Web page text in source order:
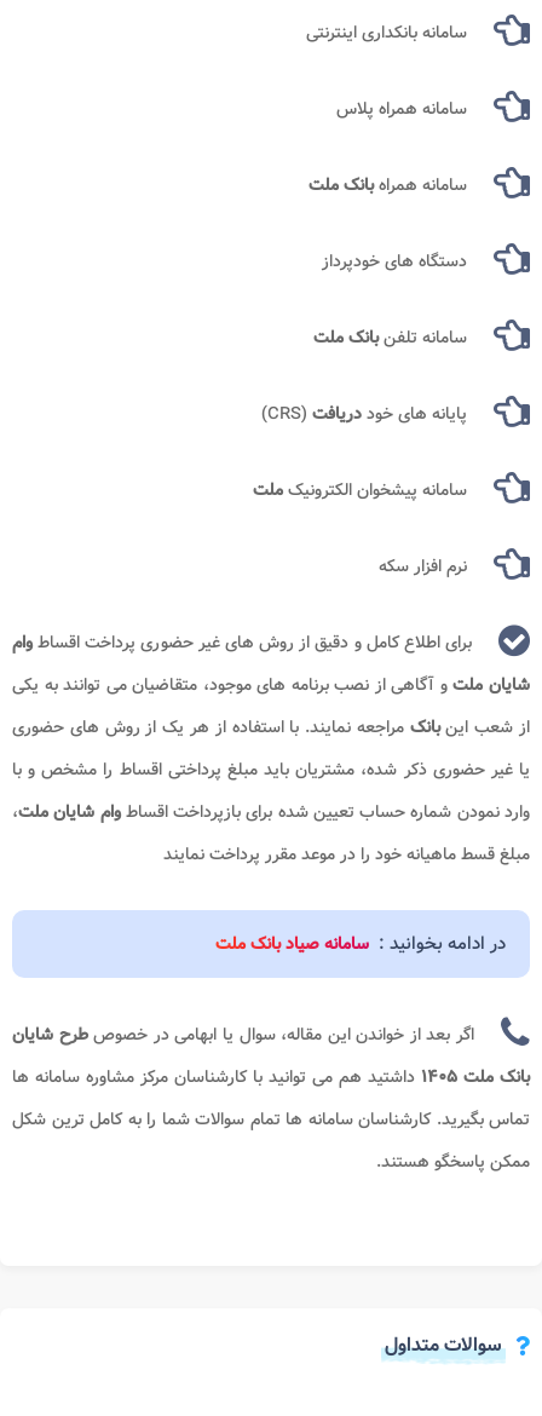
سامانه بانکداری اینترنتی
سامانه همراه پلاس
سامانه همراهبانک ملت
دستگاه های خودپرداز
سامانه تلفنبانک ملت
پایانه های خوددریافت (CRS)
سامانه پیشخوان الکترونیکملت
نرم افزار سکه
برای اطلاع کامل و دقیق از روش های غیر حضوری پرداخت اقساطوام
شایان ملتو آگاهی از نصب برنامه های موجود، متقاضیان می توانند به یکی
از شعب اینبانکمراجعه نمایند. با استفاده از هر یک از روش های حضوری
یا غیر حضوری ذکر شده، مشتریان باید مبلغ پرداختی اقساط را مشخص و با
وارد نمودن شماره حساب تعیین شده برای بازپرداخت اقساطوام شایان ملت،
مبلغ قسط ماهیانه خود را در موعد مقرر پرداخت نمایند
در ادامه بخوانید : سامانه صیاد بانک ملت
اگر بعد از خواندن این مقاله، سوال یا ابهامی در خصوصطرح شایان
بانک ملت ۱۴۰۵
داشتید هم می توانید با کارشناسان مرکز مشاوره سامانه ها
تماس بگیرید. کارشناسان سامانه ها تمام سوالات شما را به کامل ترین شکل
ممکن پاسخگو هستند.
سوالات متداول